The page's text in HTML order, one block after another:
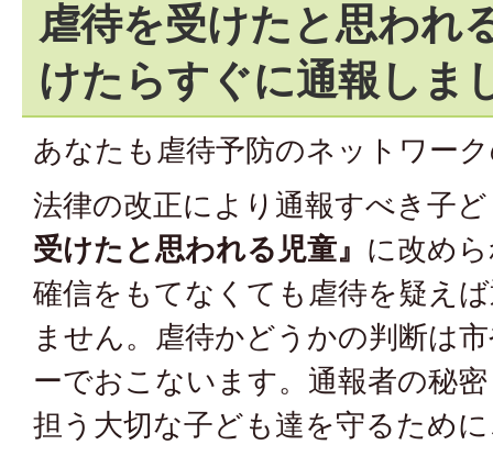
虐待を受けたと思われ
けたらすぐに通報しま
あなたも虐待予防のネットワー
法律の改正により通報すべき子
受けたと思われる児童』 に改め
確信をもてなくても虐待を疑え
ません。虐待かどうかの判断は
ーでおこないます。通報者の秘
担う大切な子ども達を守るため